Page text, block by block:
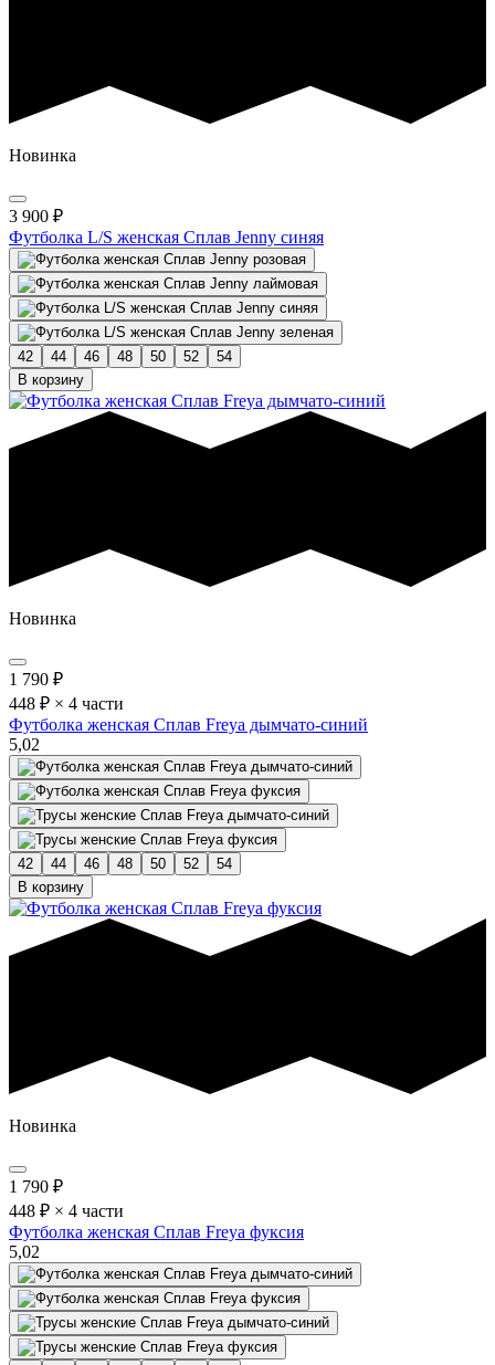
Новинка
3 900 ₽
Футболка L/S женская Сплав Jenny синяя
42 44 46 48 50 52
54
В корзину
Новинка
1 790 ₽
448 ₽ × 4 части
Футболка женская Сплав Freya дымчато-синий
5,02
42 44 46 48 50 52
54
В корзину
Новинка
1 790 ₽
448 ₽ × 4 части
Футболка женская Сплав Freya фуксия
5,02